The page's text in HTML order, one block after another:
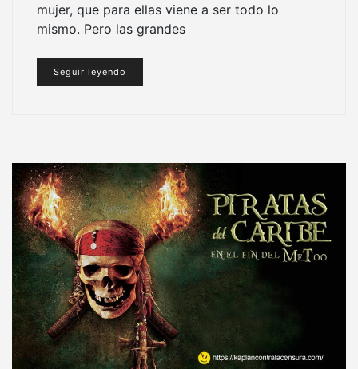
mujer, que para ellas viene a ser todo lo
mismo. Pero las grandes
Seguir leyendo